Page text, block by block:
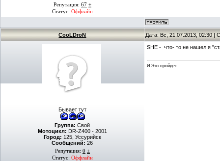
Репутация: 67 ±
Статус: Оффлайн
CooLDroN Дата: Вс, 21.07.2013, 02:30 |
Бывает тут
Группа: Свой
Мотоцикл: DR-Z400 - 2001
Город: 125, Уссурийск
Сообщений: 26
Репутация: 0 ±
Статус: Оффлайн
SHE - что- то не нашел я
И Это пройдет